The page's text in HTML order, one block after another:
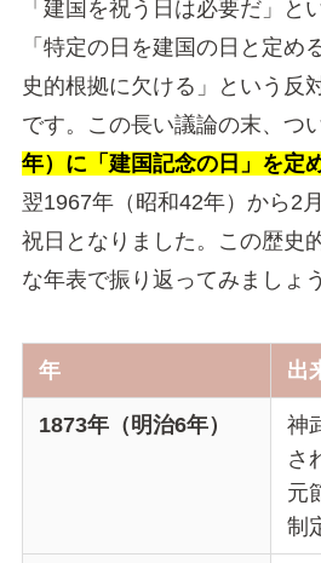
「建国を祝う日は必要だ」と
「特定の日を建国の日と定め
史的根拠に欠ける」という反
です。この長い議論の末、つ
年）に「建国記念の日」を定
翌1967年（昭和42年）から2
祝日となりました。この歴史
な年表で振り返ってみましょう
年 出
1873年（明治6年）
神
さ
元
制